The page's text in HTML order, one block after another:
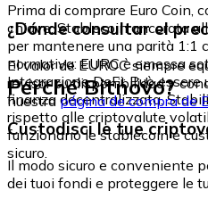
Prima di comprare Euro Coin,
chiave: Stablecoin ancorata
per mantenere una parità 1:1
normativa: EURC è emessa
Integrazione DeFi: Può
finanza decentralizzata.
rispetto alle criptovalute
funzionano le stablecoin e
sicuro.
¿Dónde consultar el
El valor de EUROC siempre
revisar su disponibilidad y
nuestrapágina de compra de
Perché Bitnovo?
Custodisci le tue
Il modo sicuro e conveniente
dei tuoi fondi e proteggere le